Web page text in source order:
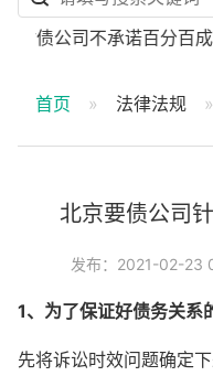
债公司不承诺百分百成功
首页 法律法规
北京要债公司
发布：2021-02-23
1、为了保证好债务关系
先将诉讼时效问题确定